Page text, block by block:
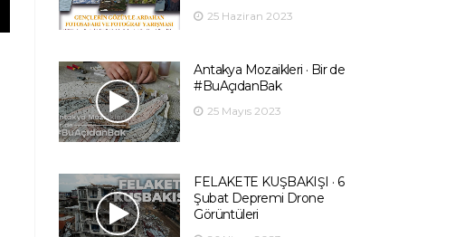
25 Haziran 2023
Antakya Mozaikleri · Bir de
#BuAçıdanBak
25 Mayıs 2023
FELAKETE KUŞBAKIŞI · 6
Şubat Depremi Drone
Görüntüleri